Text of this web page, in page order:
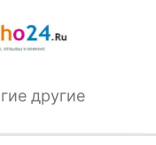
другие